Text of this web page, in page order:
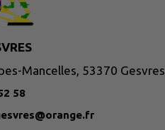
Mancelles, 53370 Gesvres
58